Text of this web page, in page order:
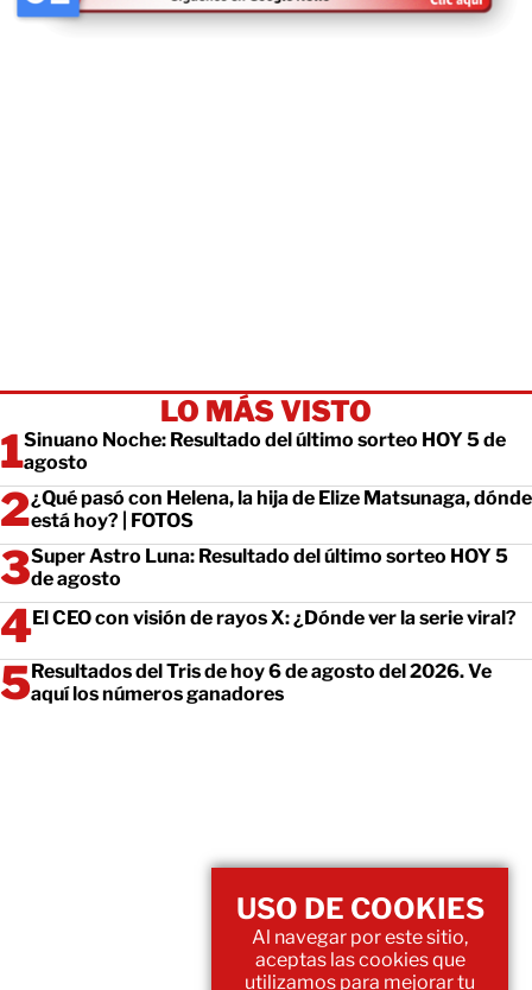
LO MÁS VISTO
Sinuano Noche: Resultado del último sorteo HOY 5 de
agosto
¿Qué pasó con Helena, la hija de Elize Matsunaga, dónde
está hoy? | FOTOS
Super Astro Luna: Resultado del último sorteo HOY 5
de agosto
El CEO con visión de rayos X: ¿Dónde ver la serie viral?
Resultados del Tris de hoy 6 de agosto del 2026. Ve
aquí los números ganadores
USO DE COOKIES
Al navegar por este sitio,
aceptas las cookies que
utilizamos para mejorar tu